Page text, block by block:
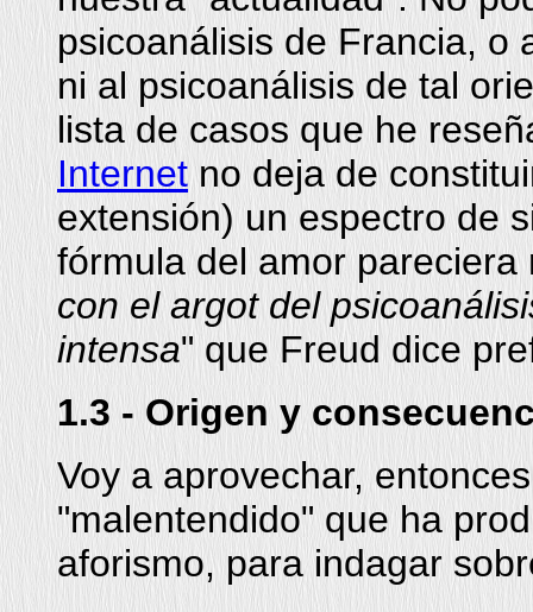
psicoanálisis de Francia, o
ni al psicoanálisis de tal
lista de casos que he
Internetno deja de
extensión) un espectro de
fórmula del amor
con el argot del
intensa" que Freud dice
1.3 - Origen y
Voy a aprovechar,
"malentendido" que ha
aforismo, para indagar